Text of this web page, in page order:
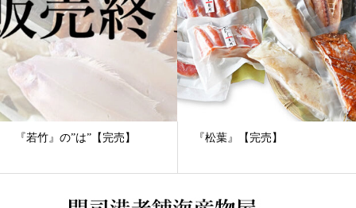
『若竹』の”は”【完売】 『松葉』【完売】